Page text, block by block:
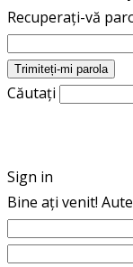
Recuperați-vă
Căutați
Sign in
Bine ați venit!